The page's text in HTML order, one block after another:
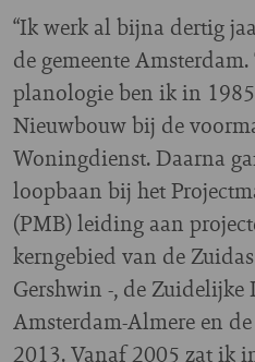
“Ik werk al bijna dertig
de gemeente
planologie ben ik in
Nieuwbouw bij de
Woningdienst. Daarna
loopbaan bij het
(PMB) leiding aan
kerngebied van de
Gershwin -, de Zuidelijke
Amsterdam-Almere en
2013. Vanaf 2005 zat ik